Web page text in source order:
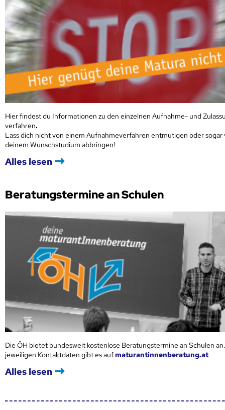
Hier findest du Informationen zu den einzelnen Aufnahme- und
verfahren.
Lass dich nicht von einem Aufnahmeverfahren entmutigen oder sogar
deinem Wunschstudium abbringen!
Alles lesen
Beratungstermine an Schulen
Die ÖH bietet bundesweit kostenlose Beratungstermine an Schulen
jeweiligen Kontaktdaten gibt es aufmaturantinnenberatung.at
Alles lesen